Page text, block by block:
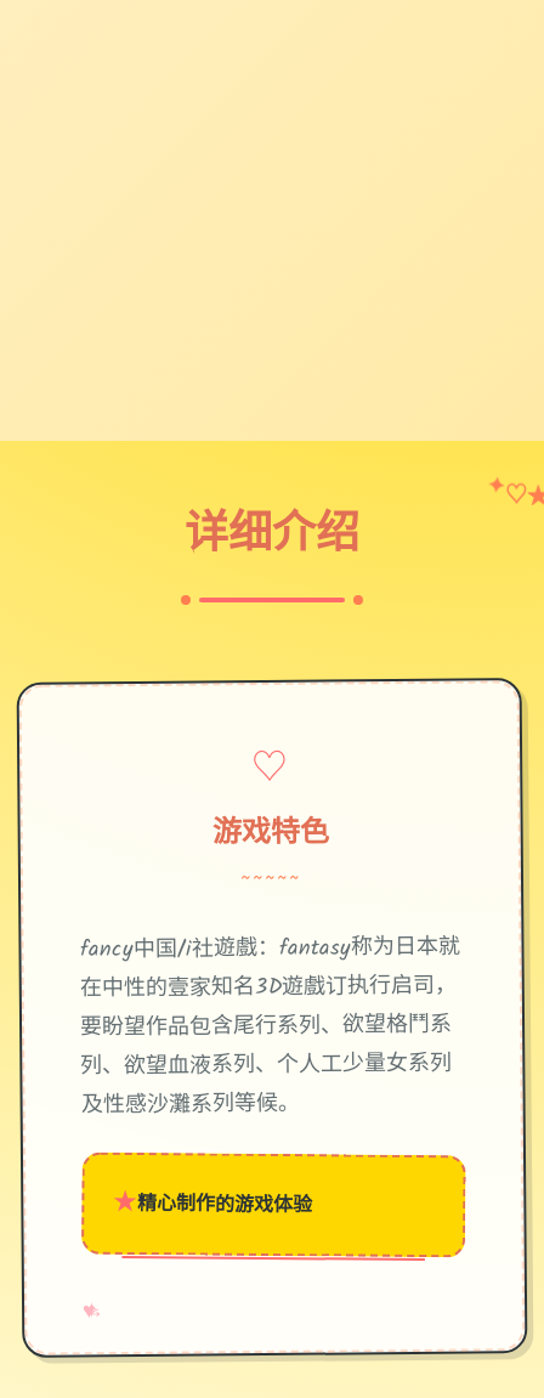
详细介绍
♡
♡
游戏特色
~~~~~
fancy中国/i社遊戲：fantasy称为日本就
在中性的壹家知名3D遊戲订执行启司，
要盼望作品包含尾行系列、欲望格鬥系
列、欲望血液系列、个人工少量女系列
及性感沙灘系列等候。
★精心制作的游戏体验
♥
✧
→